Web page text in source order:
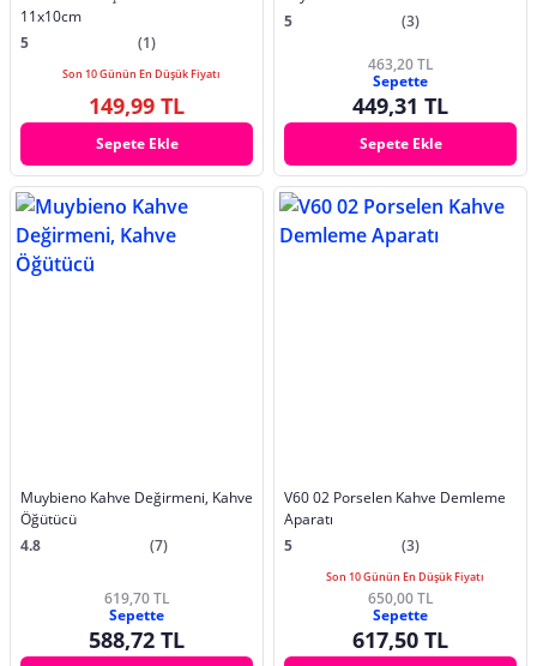
11x10cm
5
(1)
Son 10 Günün En Düşük Fiyatı
149,99 TL
Sepete Ekle
5
(3)
463,20 TL
Sepette
449,31 TL
Sepete Ekle
Muybieno Kahve Değirmeni, Kahve
Öğütücü
4.8
(7)
619,70 TL
Sepette
588,72 TL
V60 02 Porselen Kahve Demleme
Aparatı
5
(3)
Son 10 Günün En Düşük Fiyatı
650,00 TL
Sepette
617,50 TL